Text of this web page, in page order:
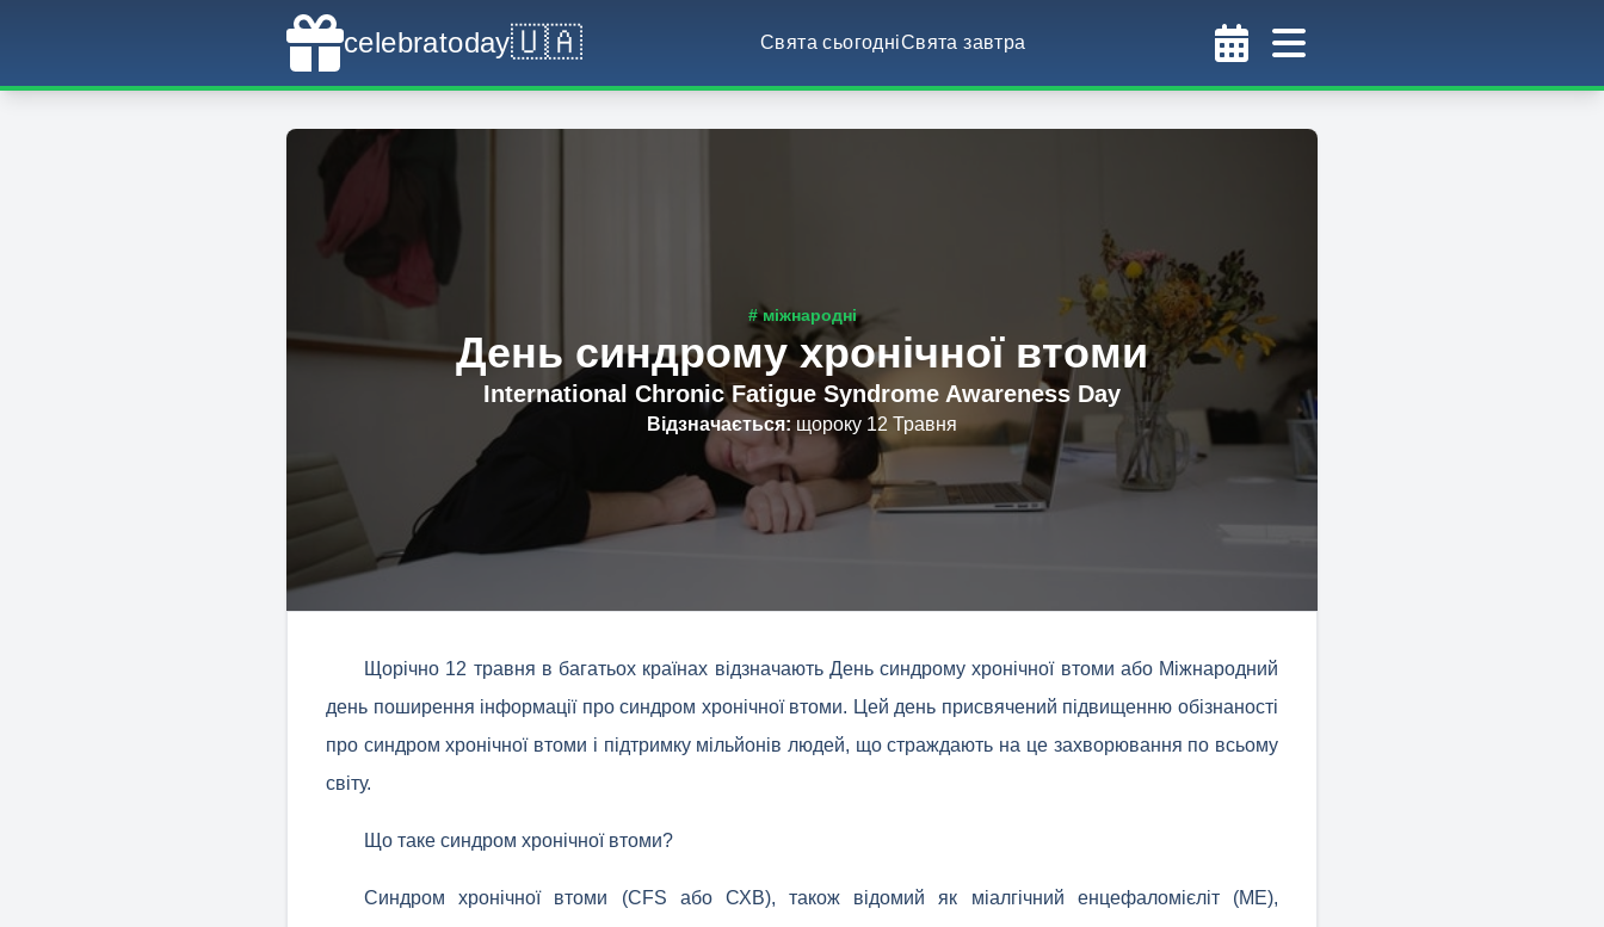
celebratoday🇺🇦 Свята сьогодніСвята завтра
# міжнародні
День синдрому хронічної втоми
International Chronic Fatigue Syndrome Awareness Day
Відзначається: щороку 12 Травня
Щорічно 12 травня в багатьох країнах відзначають День синдрому хронічної втоми або Міжнародний
день поширення інформації про синдром хронічної втоми. Цей день присвячений підвищенню обізнаності
про синдром хронічної втоми і підтримку мільйонів людей, що страждають на це захворювання по всьому
світу.
Що таке синдром хронічної втоми?
Синдром хронічної втоми (CFS або СХВ), також відомий як міалгічний енцефаломієліт (МЕ),